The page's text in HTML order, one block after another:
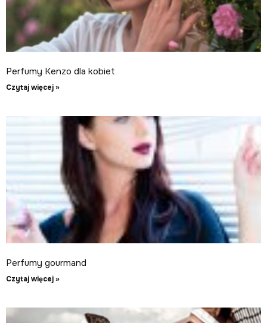
Perfumy Kenzo dla kobiet
Czytaj więcej »
Perfumy gourmand
Czytaj więcej »